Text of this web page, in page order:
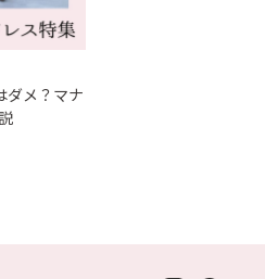
ダメ？マナ